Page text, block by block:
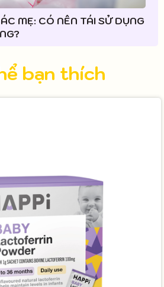
MẸ: CÓ NÊN TÁI SỬ DỤNG
bạn thích